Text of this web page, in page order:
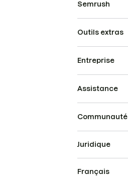
Semrush
Outils extras
Entreprise
Assistance
Communauté
Juridique
Français